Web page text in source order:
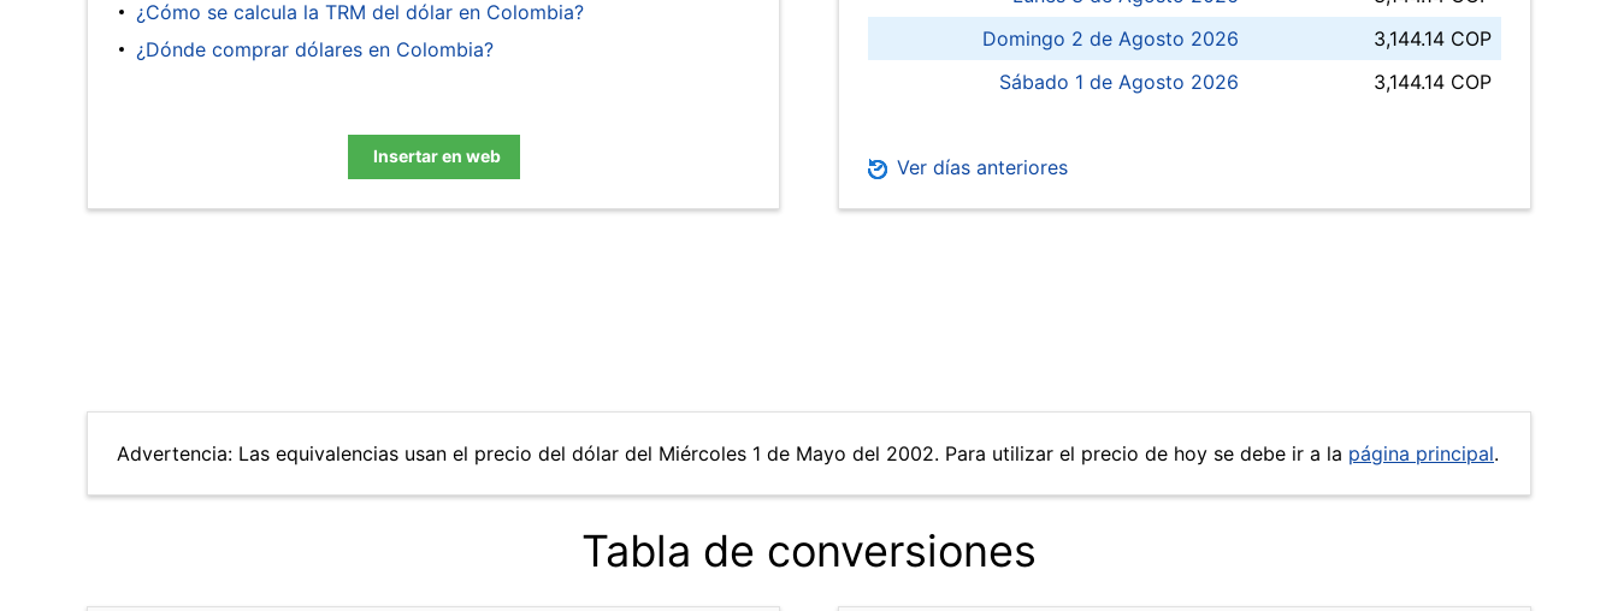
¿Cómo se calcula la TRM del dólar en Colombia?
¿Dónde comprar dólares en Colombia?
Insertar en web
Domingo 2 de Agosto 2026
3,144.14 COP
Sábado 1 de Agosto 2026
3,144.14 COP
Ver días anteriores
Advertencia: Las equivalencias usan el precio del dólar del Miércoles 1 de Mayo del 2002. Para utilizar el precio de hoy se debe ir a la página principal.
Tabla de conversiones